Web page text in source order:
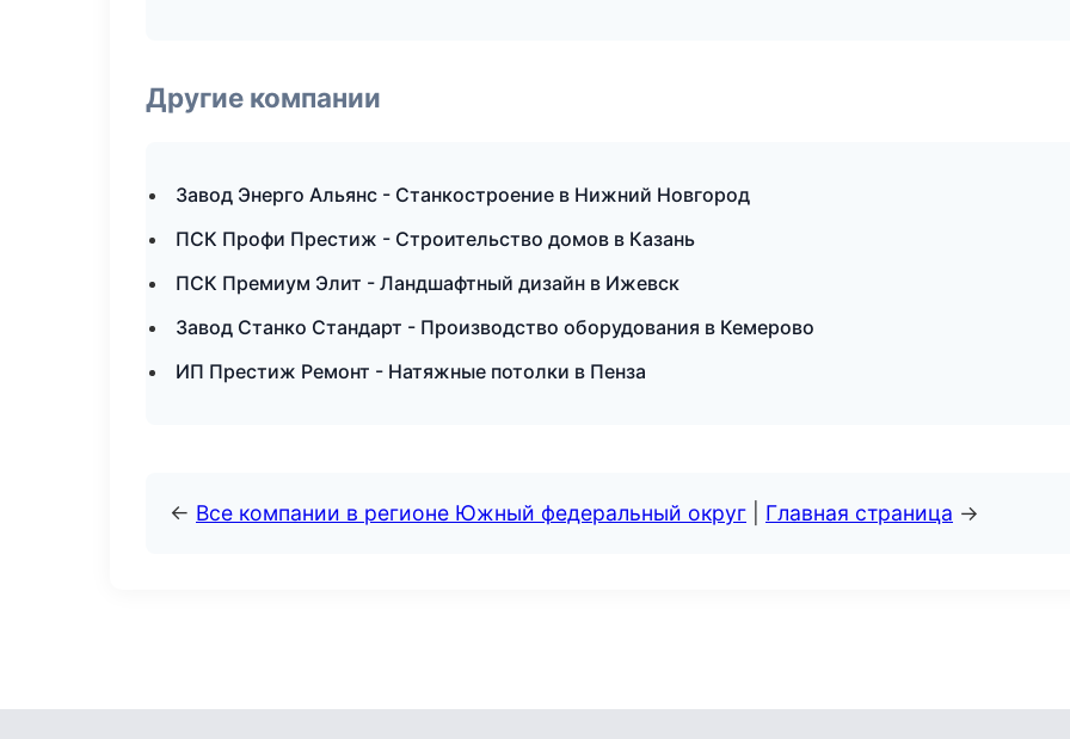
Другие компании
Завод Энерго Альянс - Станкостроение в Нижний Новгород
ПСК Профи Престиж - Строительство домов в Казань
ПСК Премиум Элит - Ландшафтный дизайн в Ижевск
Завод Станко Стандарт - Производство оборудования в Кемерово
ИП Престиж Ремонт - Натяжные потолки в Пенза
← Все компании в регионе Южный федеральный округ Главная страница →